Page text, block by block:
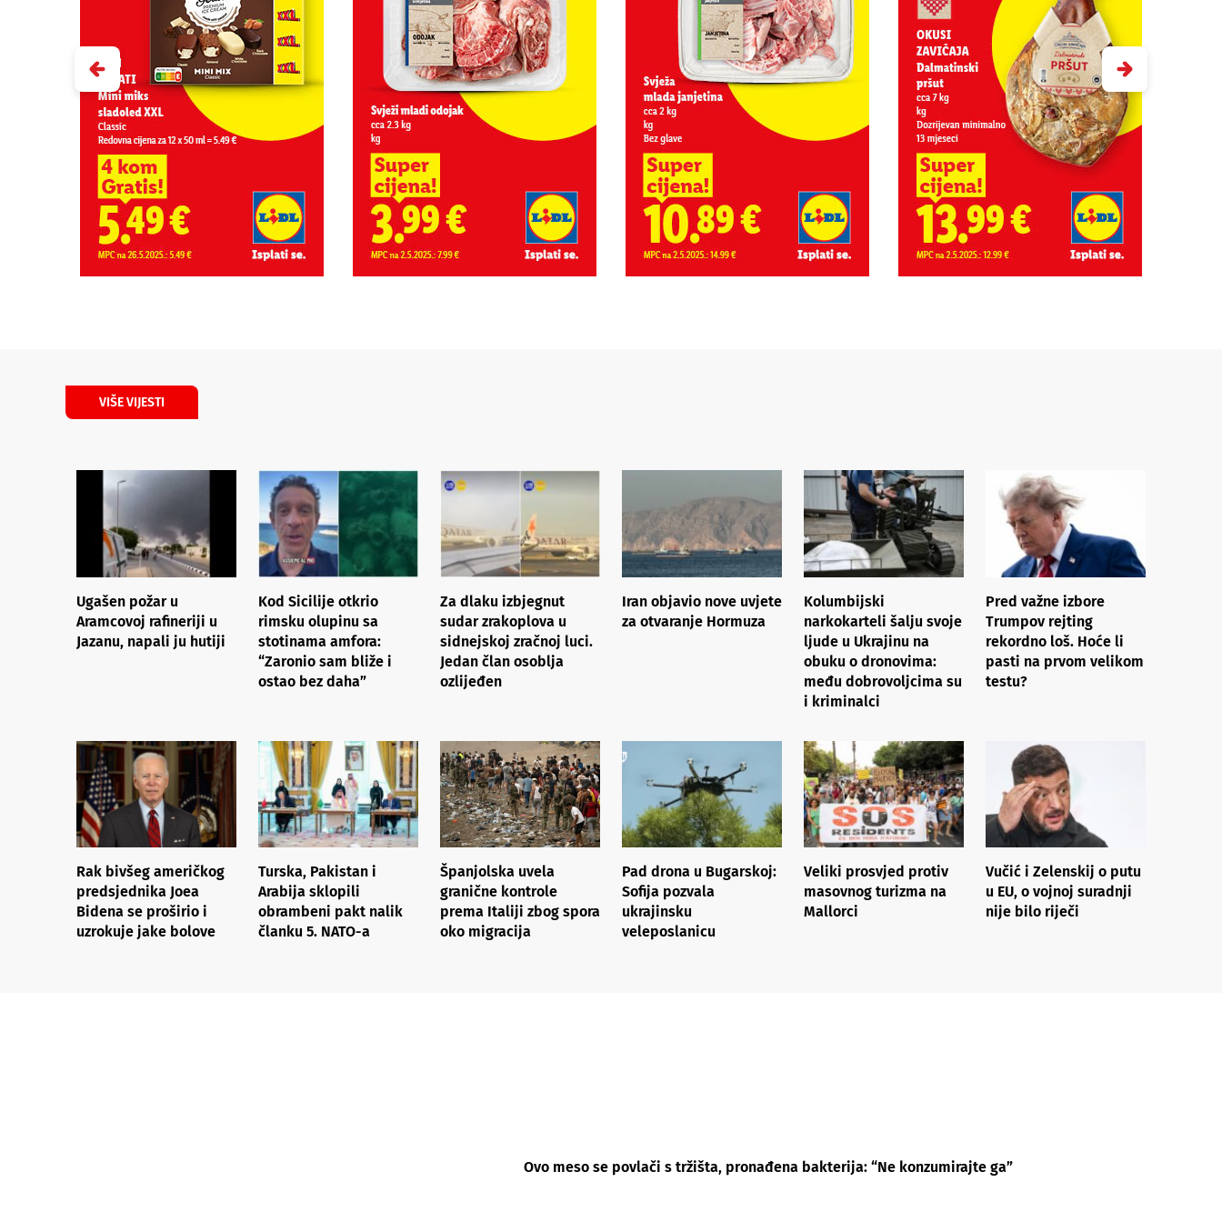
VIŠE VIJESTI
Ugašen požar u
Aramcovoj rafineriji u
Jazanu, napali ju hutiji
Kod Sicilije otkrio
rimsku olupinu sa
stotinama amfora:
“Zaronio sam bliže i
ostao bez daha”
Za dlaku izbjegnut
sudar zrakoplova u
sidnejskoj zračnoj luci.
Jedan član osoblja
ozlijeđen
Iran objavio nove uvjete
za otvaranje Hormuza
Kolumbijski
narkokarteli šalju svoje
ljude u Ukrajinu na
obuku o dronovima:
među dobrovoljcima su
i kriminalci
Pred važne izbore
Trumpov rejting
rekordno loš. Hoće li
pasti na prvom velikom
testu?
Rak bivšeg američkog
predsjednika Joea
Bidena se proširio i
uzrokuje jake bolove
Turska, Pakistan i
Arabija sklopili
obrambeni pakt nalik
članku 5. NATO-a
Španjolska uvela
granične kontrole
prema Italiji zbog spora
oko migracija
Pad drona u Bugarskoj:
Sofija pozvala
ukrajinsku
veleposlanicu
Veliki prosvjed protiv
masovnog turizma na
Mallorci
Vučić i Zelenskij o putu
u EU, o vojnoj suradnji
nije bilo riječi
Ovo meso se povlači s tržišta, pronađena bakterija: “Ne konzumirajte ga”